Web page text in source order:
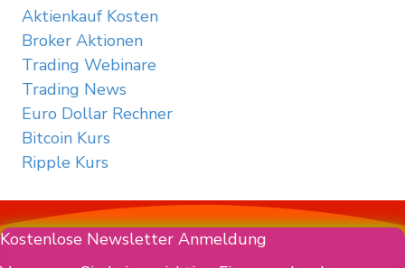
Aktienkauf Kosten
Broker Aktionen
Trading Webinare
Trading News
Euro Dollar Rechner
Bitcoin Kurs
Ripple Kurs
Kostenlose Newsletter Anmeldung